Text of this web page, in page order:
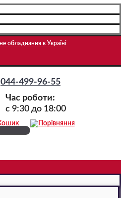
044-499-96-55
Час роботи:
c 9:30 до 18:00